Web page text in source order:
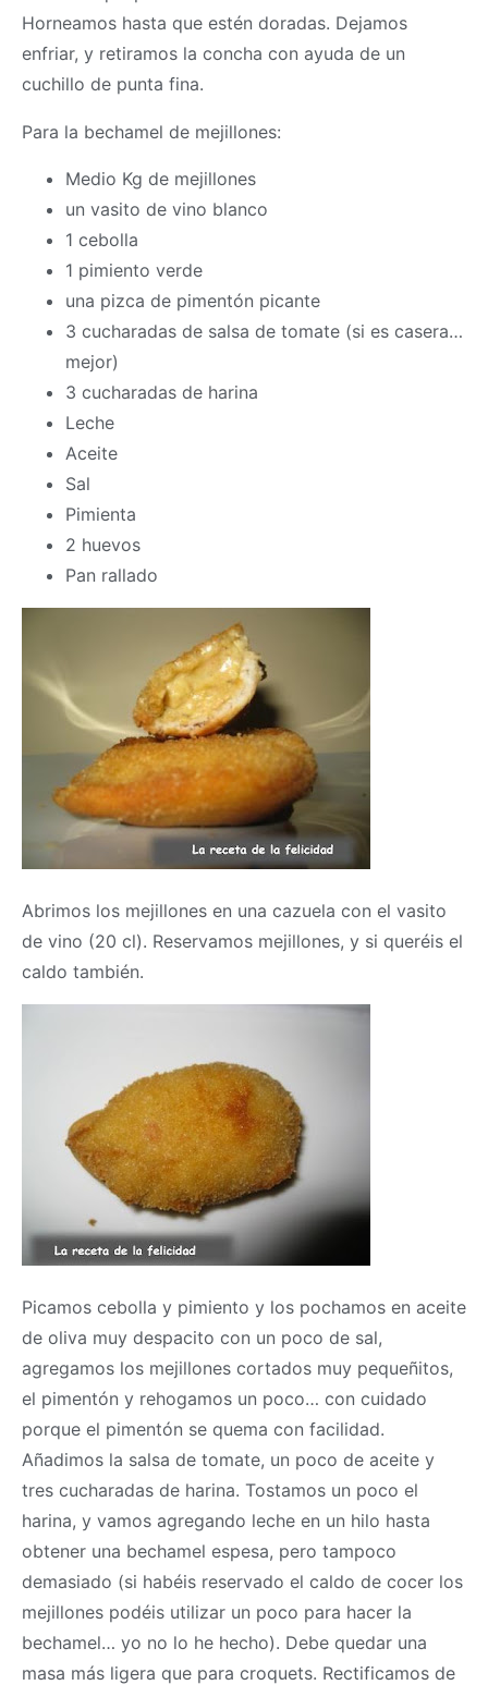
Horneamos hasta que estén doradas. Dejamos
enfriar, y retiramos la concha con ayuda de un
cuchillo de punta fina.
Para la bechamel de mejillones:
Medio Kg de mejillones
un vasito de vino blanco
1 cebolla
1 pimiento verde
una pizca de pimentón picante
3 cucharadas de salsa de tomate (si es casera…
mejor)
3 cucharadas de harina
Leche
Aceite
Sal
Pimienta
2 huevos
Pan rallado
Abrimos los mejillones en una cazuela con el vasito
de vino (20 cl). Reservamos mejillones, y si queréis el
caldo también.
Picamos cebolla y pimiento y los pochamos en aceite
de oliva muy despacito con un poco de sal,
agregamos los mejillones cortados muy pequeñitos,
el pimentón y rehogamos un poco… con cuidado
porque el pimentón se quema con facilidad.
Añadimos la salsa de tomate, un poco de aceite y
tres cucharadas de harina. Tostamos un poco el
harina, y vamos agregando leche en un hilo hasta
obtener una bechamel espesa, pero tampoco
demasiado (si habéis reservado el caldo de cocer los
mejillones podéis utilizar un poco para hacer la
bechamel… yo no lo he hecho). Debe quedar una
masa más ligera que para croquets. Rectificamos de